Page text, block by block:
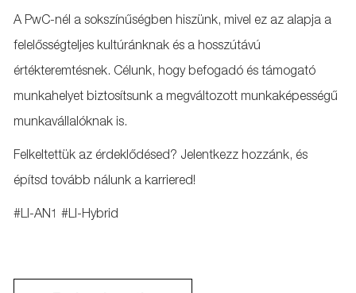
A PwC-nél a sokszínűségben hiszünk, mivel ez az alapja a
felelősségteljes kultúránknak és a hosszútávú
értékteremtésnek. Célunk, hogy befogadó és támogató
munkahelyet biztosítsunk a megváltozott munkaképességű
munkavállalóknak is.
Felkeltettük az érdeklődésed? Jelentkezz hozzánk, és
építsd tovább nálunk a karriered!
#LI-AN1 #LI-Hybrid